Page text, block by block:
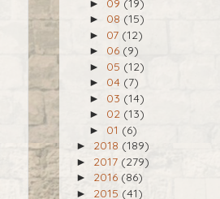
► 09 (19)
► 08 (15)
► 07 (12)
► 06 (9)
► 05 (12)
► 04 (7)
► 03 (14)
► 02 (13)
► 01 (6)
► 2018 (189)
► 2017 (279)
► 2016 (86)
► 2015 (41)